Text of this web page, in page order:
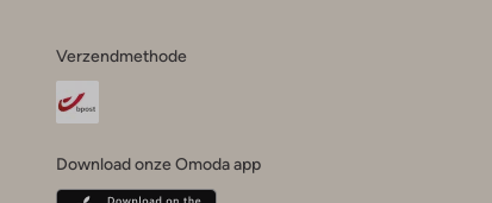
Verzendmethode
Download onze Omoda app